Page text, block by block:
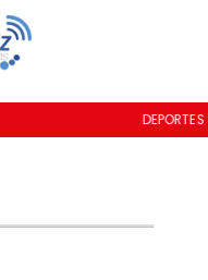
DEPORTES